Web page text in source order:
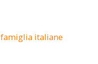
italiane